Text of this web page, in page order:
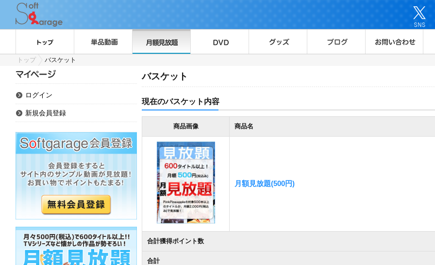
トップ バスケット
ログイン
新規会員登録
バスケット
現在のバスケット内容
商品画像 商品名
月額見放題(500円)
合計獲得ポイント数
合計